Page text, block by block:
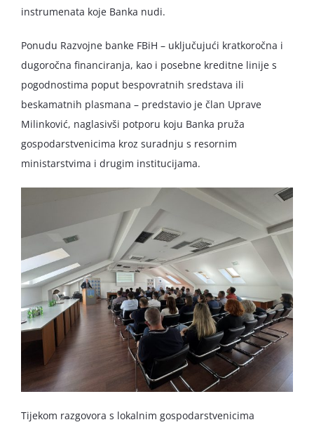
instrumenata koje Banka nudi.
Ponudu Razvojne banke FBiH – uključujući kratkoročna i
dugoročna financiranja, kao i posebne kreditne linije s
pogodnostima poput bespovratnih sredstava ili
beskamatnih plasmana – predstavio je član Uprave
Milinković, naglasivši potporu koju Banka pruža
gospodarstvenicima kroz suradnju s resornim
ministarstvima i drugim institucijama.
Tijekom razgovora s lokalnim gospodarstvenicima